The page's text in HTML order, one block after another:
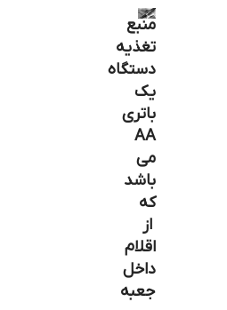
منبع
تغذیه
دستگاه
یک
باتری
AA
می
باشد
که
از
اقلام
داخل
جعبه